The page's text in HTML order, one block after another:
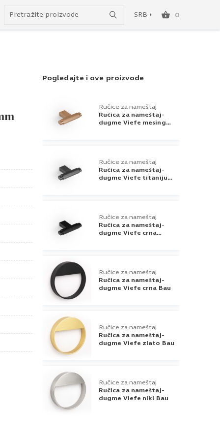
SRB 0
Pogledajte i ove proizvode
Ručice za nameštaj
Ručica za nameštaj-
dugme Viefe mesing
Ručice za nameštaj
Ručica za nameštaj-
dugme Viefe titanijum
Ručice za nameštaj
Ručica za nameštaj-
dugme Viefe crna
Ručice za nameštaj
Ručica za nameštaj-
dugme Viefe crna Bau
Ručice za nameštaj
Ručica za nameštaj-
dugme Viefe zlato Bau
Ručice za nameštaj
Ručica za nameštaj-
dugme Viefe nikl Bau